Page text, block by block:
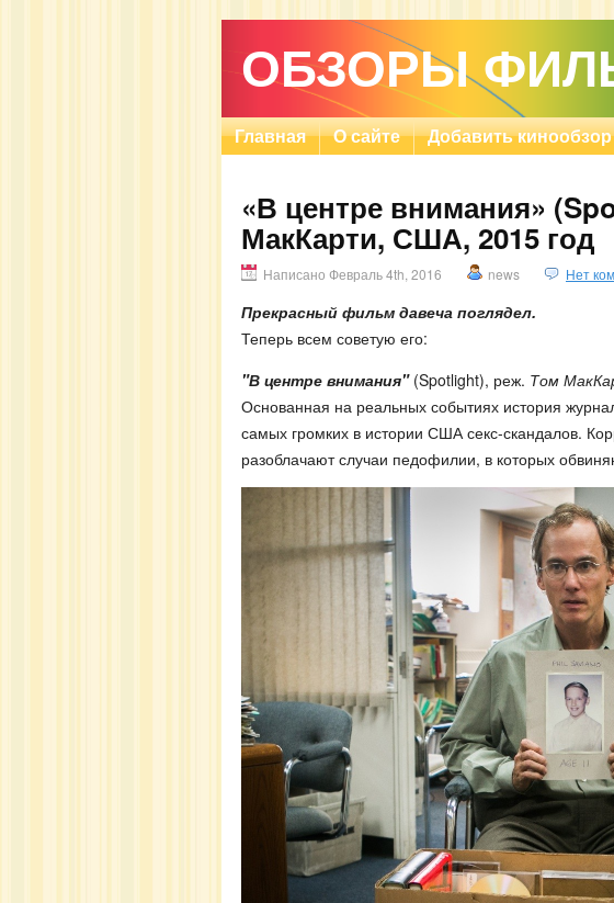
ОБЗОРЫ
Главная О сайте Добавить кинообзор
«В центре внимания»
МакКарти, США, 2015 год
Написано Февраль 4th, 2016 news Нет
Прекрасный фильм давеча поглядел.
Теперь всем советую его:
"В центре внимания"(Spotlight), реж. Том
Основанная на реальных событиях история
самых громких в истории США секс-скандалов.
разоблачают случаи педофилии, в которых